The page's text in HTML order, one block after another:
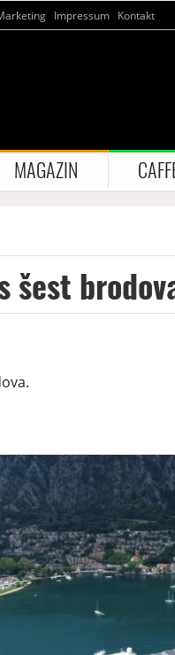
Impressum Kontakt
MAGAZIN
šest